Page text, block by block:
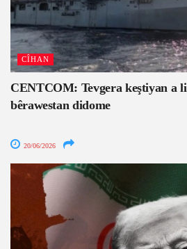
CÎHAN
CENTCOM: Tevgera keştiyan a
bêrawestan didome
20/06/2026